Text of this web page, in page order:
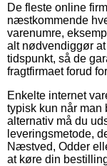
De fleste online
næstkommende
varenumre,
alt nødvendiggør
tidspunkt, så de
fragtfirmaet forud
Enkelte internet
typisk kun når man
alternativ må du
leveringsmetode,
Næstved, Odder
at køre din